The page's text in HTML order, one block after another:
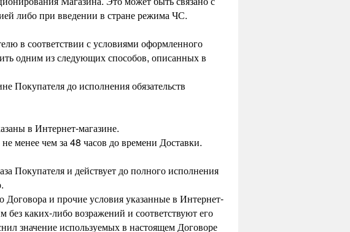
либо при введении в стране режима ЧС.
в соответствии с условиями оформленного
одним из следующих способов, описанных в
Покупателя до исполнения обязательств
в Интернет-магазине.
менее чем за 48 часов до времени Доставки.
Покупателя и действует до полного исполнения
Договора и прочие условия указанные в Интернет-
каких-либо возражений и соответствуют его
значение используемых в настоящем Договоре